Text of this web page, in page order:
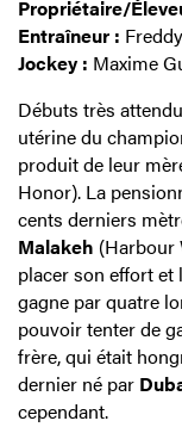
Propriétaire/
Entraîneur :
Jockey : Maxime
Débuts très
utérine du
produit de leur
Honor). La
cents derniers
Malakeh (Harbour
placer son effort et
gagne par quatre
pouvoir tenter de
frère, qui était
dernier né par
cependant.